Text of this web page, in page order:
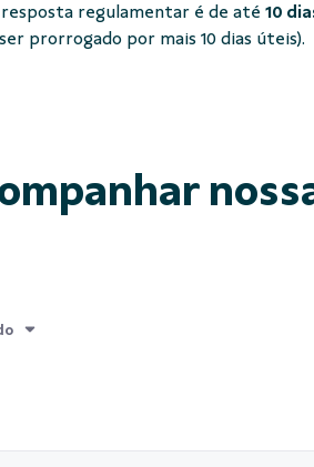
resposta regulamentar é de até 10
prorrogado por mais 10 dias úteis).